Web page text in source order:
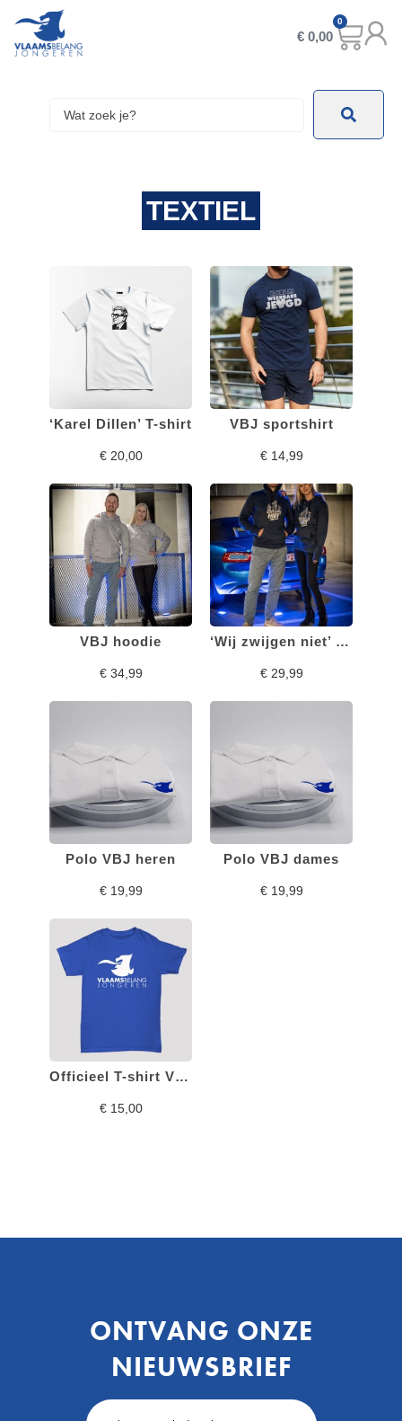
€ 0,00
0
TEXTIEL
‘Karel Dillen’ T-shirt
€20,00
VBJ sportshirt
€14,99
VBJ hoodie
€34,99
‘Wij zwijgen niet’ hoodie
€29,99
Polo VBJ heren
€19,99
Polo VBJ dames
€19,99
Officieel T-shirt VBJ
€15,00
ONTVANG ONZE
NIEUWSBRIEF